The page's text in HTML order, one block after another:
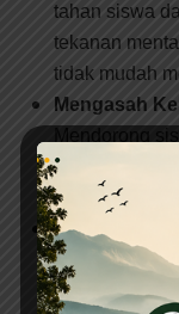
tahan siswa
tekanan
tidak mudah
Mengasah
Mendorong
berani
menantang
Membiasakan
beradaptasi